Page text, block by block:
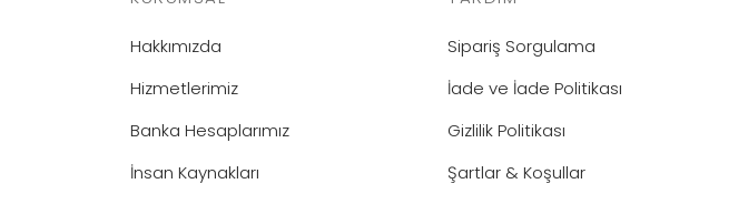
Hakkımızda
Hizmetlerimiz
Banka Hesaplarımız
İnsan Kaynakları
Sipariş Sorgulama
İade ve İade Politikası
Gizlilik Politikası
Şartlar & Koşullar